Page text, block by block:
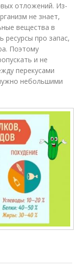
отложений. Из-
не знает,
вещества в
ресурсы про запас,
Поэтому
и не
перекусами
небольшими